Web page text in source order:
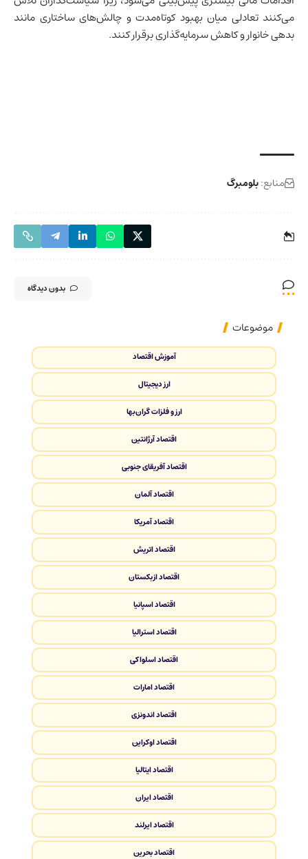
می‌کنند تعادلی میان بهبود کوتاه‌مدت و چالش‌های ساختاری مانند
بدهی خانوار و کاهش سرمایه‌گذاری برقرار کنند.
منابع:بلومبرگ
بدون دیدگاه
موضوعات
آموزش اقتصاد
ارز دیجیتال
ارز و فلزات گران‌بها
اقتصاد آرژانتین
اقتصاد آفریقای جنوبی
اقتصاد آلمان
اقتصاد آمریکا
اقتصاد اتریش
اقتصاد ازبکستان
اقتصاد اسپانیا
اقتصاد استرالیا
اقتصاد اسلواکی
اقتصاد امارات
اقتصاد اندونزی
اقتصاد اوکراین
اقتصاد ایتالیا
اقتصاد ایران
اقتصاد ایرلند
اقتصاد بحرین